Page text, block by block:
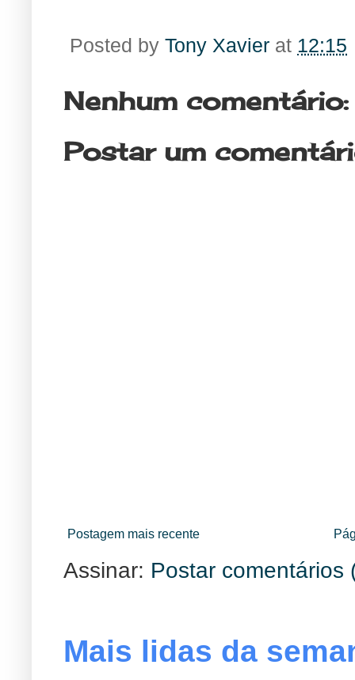
Posted by Tony Xavier at 12:15
Nenhum comentário:
Postar um
Postagem mais recente
Assinar: Postar comentários
Mais lidas da